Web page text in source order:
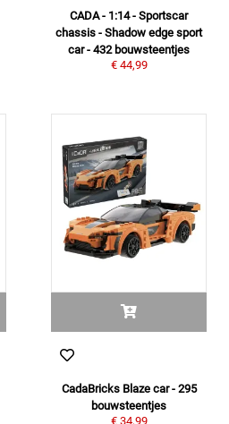
CADA - 1:14 - Sportscar
chassis - Shadow edge sport
car - 432 bouwsteentjes
€ 44,99
CadaBricks Blaze car - 295
bouwsteentjes
€ 34,99